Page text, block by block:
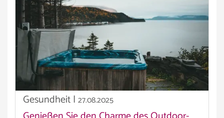
Gesundheit | 27.08.2025